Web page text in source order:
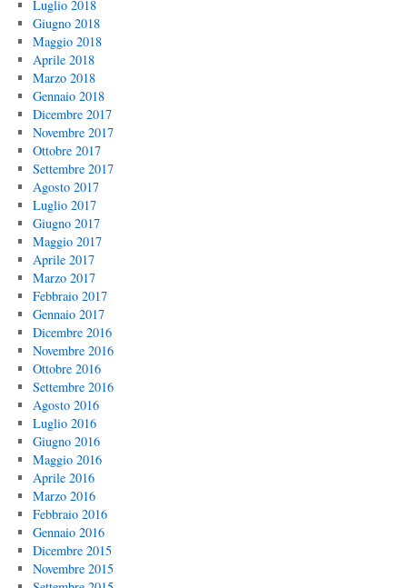
Luglio 2018
Giugno 2018
Maggio 2018
Aprile 2018
Marzo 2018
Gennaio 2018
Dicembre 2017
Novembre 2017
Ottobre 2017
Settembre 2017
Agosto 2017
Luglio 2017
Giugno 2017
Maggio 2017
Aprile 2017
Marzo 2017
Febbraio 2017
Gennaio 2017
Dicembre 2016
Novembre 2016
Ottobre 2016
Settembre 2016
Agosto 2016
Luglio 2016
Giugno 2016
Maggio 2016
Aprile 2016
Marzo 2016
Febbraio 2016
Gennaio 2016
Dicembre 2015
Novembre 2015